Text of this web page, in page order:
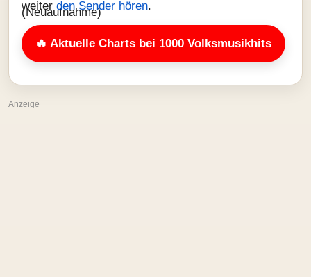
weiter den Sender hören.
🔥 Aktuelle Charts bei 1000 Volksmusikhits
Anzeige